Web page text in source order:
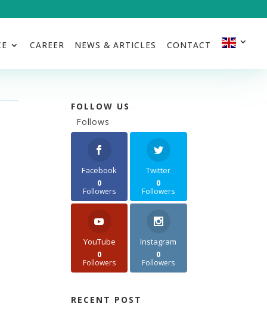
CAREER NEWS & ARTICLES CONTACT
FOLLOW US
Follows
Facebook
0
Followers
Twitter
0
Followers
YouTube
0
Followers
Instagram
0
Followers
RECENT POST